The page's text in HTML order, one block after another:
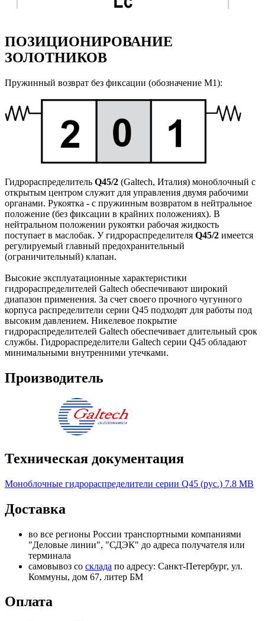
ПОЗИЦИОНИРОВАНИЕ
ЗОЛОТНИКОВ
Пружинный возврат без фиксации (обозначение M1):
Гидрораспределитель Q45/2 (Galtech, Италия) моноблочный с
открытым центром служит для управления двумя рабочими
органами. Рукоятка - с пружинным возвратом в нейтральное
положение (без фиксации в крайних положениях). В
нейтральном положении рукоятки рабочая жидкость
поступает в маслобак. У гидрораспределителя Q45/2 имеется
регулируемый главный предохранительный
(ограничительный) клапан.
Высокие эксплуатационные характеристики
гидрораспределителей Galtech обеспечивают широкий
диапазон применения. За счет своего прочного чугунного
корпуса распределители серии Q45 подходят для работы под
высоким давлением. Никелевое покрытие
гидрораспределителей Galtech обеспечивает длительный срок
службы. Гидрораспределители Galtech серии Q45 обладают
минимальными внутренними утечками.
Производитель
Техническая документация
Моноблочные гидрораспределители серии Q45 (рус.) 7.8 MB
Доставка
во все регионы России транспортными компаниями
"Деловые линии", "СДЭК" до адреса получателя или
терминала
самовывоз со склада по адресу: Санкт-Петербург, ул.
Коммуны, дом 67, литер БМ
Оплата